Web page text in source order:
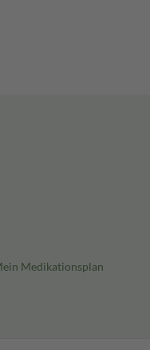
Medikationsplan